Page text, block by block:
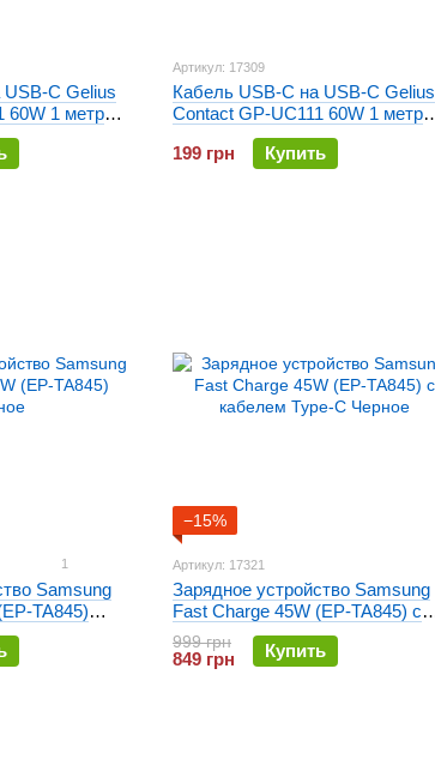
C Gelius
60W 1 метр
Артикул: 17309
Кабель USB-C на USB-C Gelius
Contact GP-UC111 60W 1 метр
199 грн
Купить
1
Samsung
TA845)
−15%
Артикул: 17321
Зарядное устройство Samsung
Fast Charge 45W (EP-TA845) с
кабелем Type-C Черное
999 грн
849 грн Купить